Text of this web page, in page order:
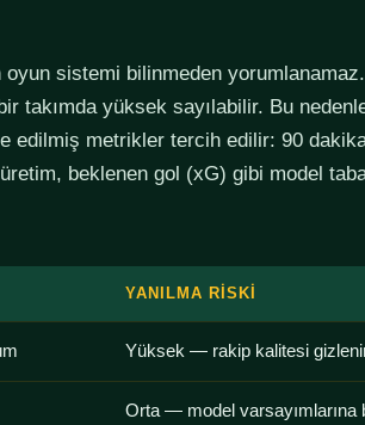
oyun sistemi bilinmeden
takımda yüksek sayılabilir. Bu
edilmiş metrikler tercih edilir: 90
beklenen gol (xG) gibi model
YANILMA RISKI
Yüksek — rakip kalitesi
Orta — model varsayımlarına